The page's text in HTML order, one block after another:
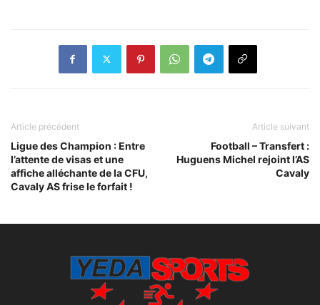
Article précédent
Ligue des Champion : Entre
l’attente de visas et une
affiche alléchante de la CFU,
Cavaly AS frise le forfait !
Article suivant
Football – Transfert :
Huguens Michel rejoint l’AS
Cavaly